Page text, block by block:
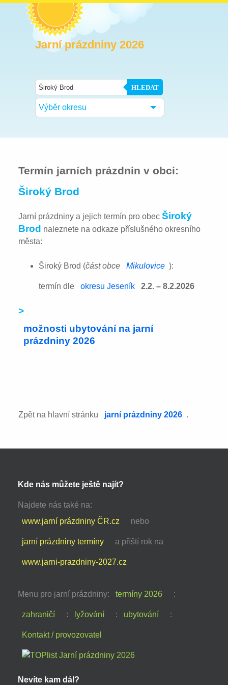
Jarní prázdniny 2026
HLEDAT
Výběr okresu
Termín jarních prázdnin v obci:
Široký Brod
Jarní prázdniny a jejich termín pro obecŠiroký
Brod naleznete na odkaze příslušného okresního
města:
Široký Brod (část obce Mikulovice ):
termín dle okresu Jeseník 2.2. – 8.2.2026
>
možnosti ubytování na jarní
prázdniny 2026
Zpět na hlavní stránku jarní prázdniny 2026 .
Kde nás můžete ještě najít?
Najdete nás také na:
www.jarní prázdniny ČR.cz
nebo
jarní prázdniny termíny a příští rok na
www.jarni-prazdniny-2027.cz
Menu pro jarní prázdniny: termíny 2026 :
zahraničí : lyžování : ubytování :
Kontakt / provozovatel
Nevíte kam dál?